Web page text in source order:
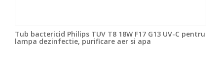
Tub bactericid Philips TUV T8 18W F17 G13 UV-C pentru
lampa dezinfectie, purificare aer si apa